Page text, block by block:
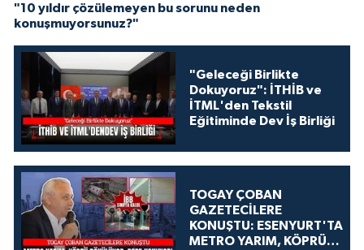
"10 yıldır çözülemeyen bu sorunu neden
konuşmuyorsunuz?"
"Geleceği Birlikte
Dokuyoruz": İTHİB ve
İTML'den Tekstil
Eğitiminde Dev İş Birliği
TOGAY ÇOBAN
GAZETECİLERE
KONUŞTU: ESENYURT'TA
METRO YARIM, KÖPRÜ